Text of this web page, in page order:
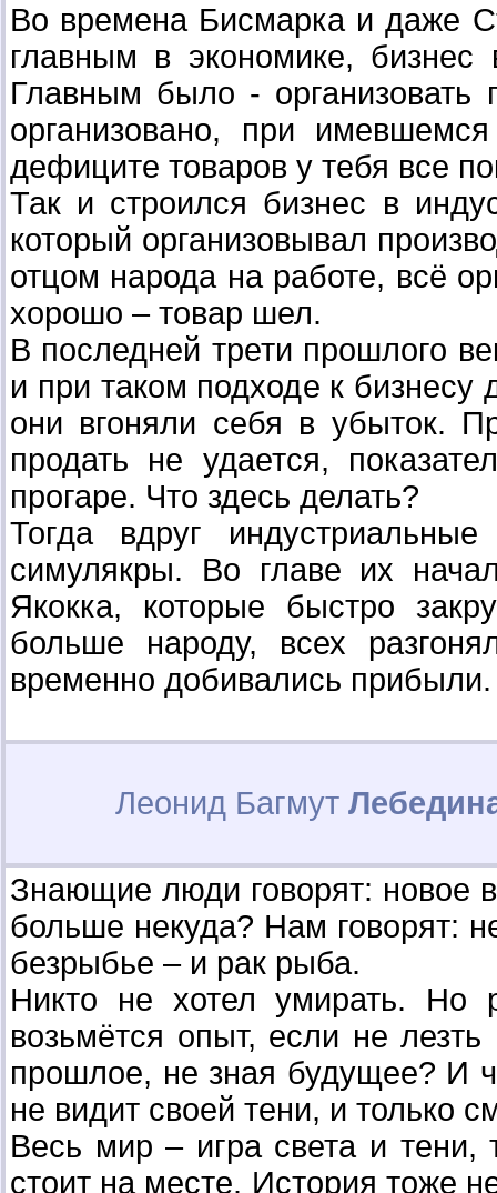
Во времена Бисмарка и даже
главным в экономике, бизнес
Главным было - организовать
организовано, при
дефиците товаров у тебя все
Так и строился бизнес в
который организовывал
отцом народа на работе, всё
хорошо – товар шел.
В последней трети прошлого
и при таком подходе к
они вгоняли себя в убыток.
продать не удается,
прогаре. Что здесь делать?
Тогда вдруг
симулякры. Во главе их
Якокка, которые быстро
больше народу, всех
временно добивались прибыли.
Леонид Багмут
Знающие люди говорят: новое
больше некуда? Нам говорят:
безрыбье – и рак рыба.
Никто не хотел умирать. Но
возьмётся опыт, если не
прошлое, не зная будущее? И
не видит своей тени, и только
Весь мир – игра света и тени,
стоит на месте. История тоже